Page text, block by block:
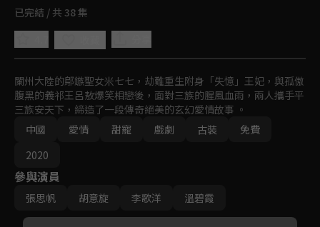
已完結 / 共 38 集
闌州大陸的鄔鏃聖女米七七，劫難重生附身「失憶」王妃，與孤傲
腹黑的義祁王呂敖爆笑相戀後，面對三族的腥風血雨，兩人攜手平
三族安天下，締造了一段傳奇絕美的玄幻愛情故事 。
中國
愛情 甜寵 戲劇 古裝
免費
2020
參與演員
張思帆 胡意旋 李歌洋 溫碧霞